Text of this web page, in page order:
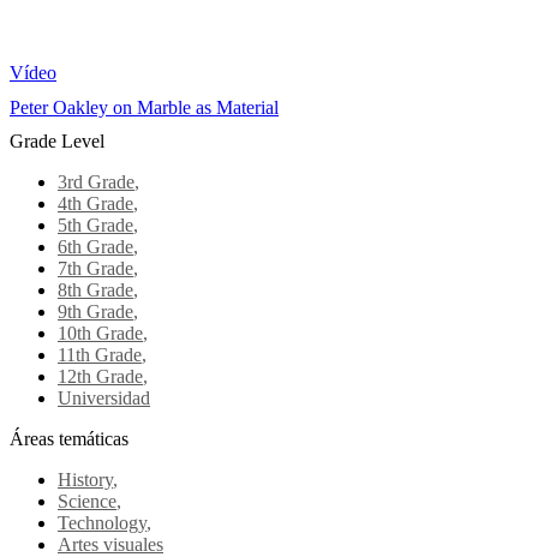
Vídeo
Peter Oakley on Marble as Material
Grade Level
3rd Grade,
4th Grade,
5th Grade,
6th Grade,
7th Grade,
8th Grade,
9th Grade,
10th Grade,
11th Grade,
12th Grade,
Universidad
Áreas temáticas
History,
Science,
Technology,
Artes visuales